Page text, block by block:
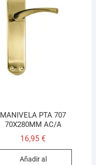
MANIVELA PTA 707
70X280MM AC/A
16,95€
Añadir al